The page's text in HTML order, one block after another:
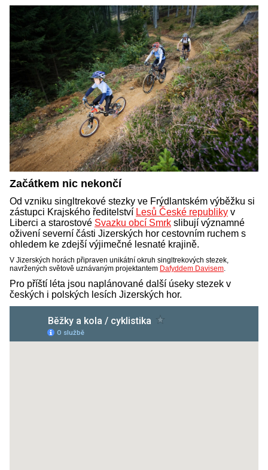
Začátkem nic nekončí
Od vzniku singltrekové stezky ve Frýdlantském výběžku si
zástupci Krajského ředitelství Lesů České republiky v
Liberci a starostové Svazku obcí Smrk slibují významné
oživení severní části Jizerských hor cestovním ruchem s
ohledem ke zdejší výjimečné lesnaté krajině.
V Jizerských horách připraven unikátní okruh singltrekových stezek,
navržených světově uznávaným projektantem Dafyddem Davisem.
Pro příští léta jsou naplánované další úseky stezek v
českých i polských lesích Jizerských hor.